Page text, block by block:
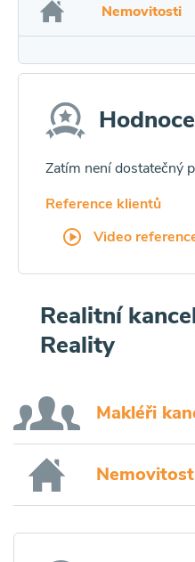
Nemovitosti
Zatím není dostatečný
Reference klientů
Video
Realitní
Reality
Makléři